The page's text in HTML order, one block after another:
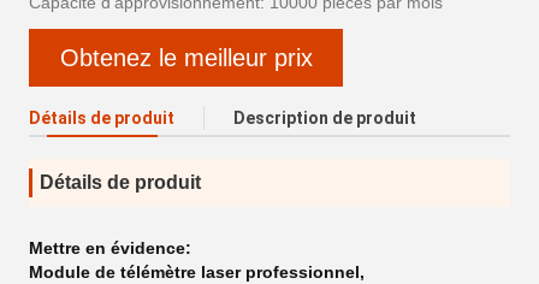
Obtenez le meilleur prix
Détails de produit Description de produit
Détails de produit
Mettre en évidence:
Module de télémètre laser professionnel,